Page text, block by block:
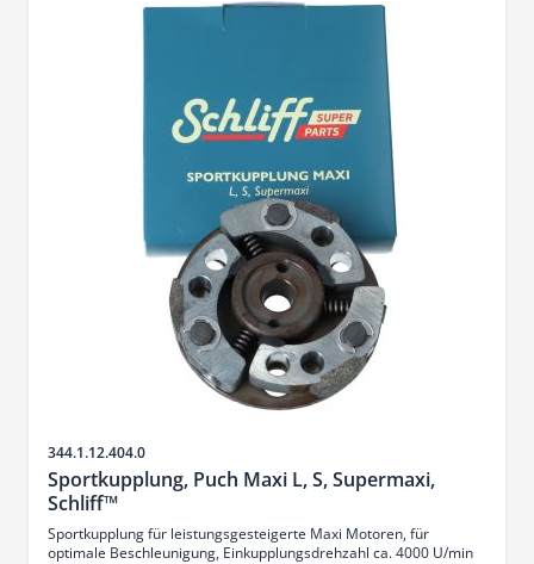
Sku
344.1.12.404.0
Sportkupplung, Puch Maxi L, S, Supermaxi,
Schliff™
Sportkupplung für leistungsgesteigerte Maxi Motoren, für
optimale Beschleunigung, Einkupplungsdrehzahl ca. 4000 U/min